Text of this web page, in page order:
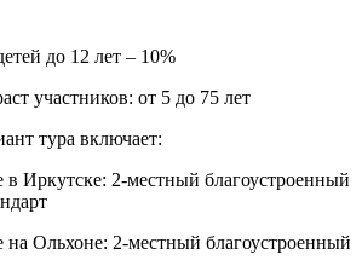
до 12 лет – 10%
участников: от 5 до 75 лет
тура включает:
в Иркутске: 2-местный благоустроенный
на Ольхоне: 2-местный благоустроенный